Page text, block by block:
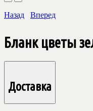
Назад Вперед
Бланк цветы
Доставка